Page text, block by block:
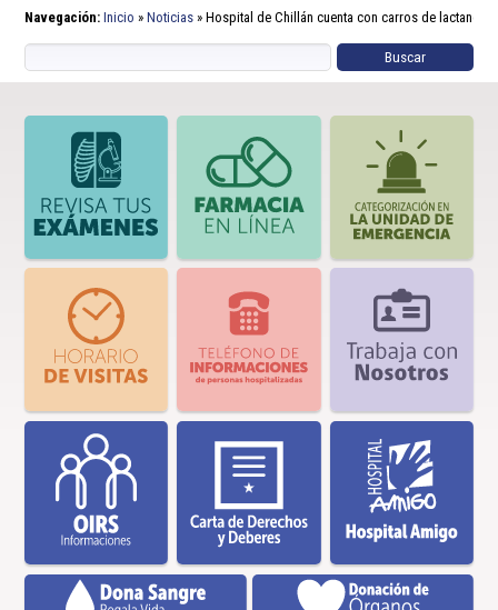
Navegación: Inicio » Noticias » Hospital de Chillán cuenta con carros de lactancia